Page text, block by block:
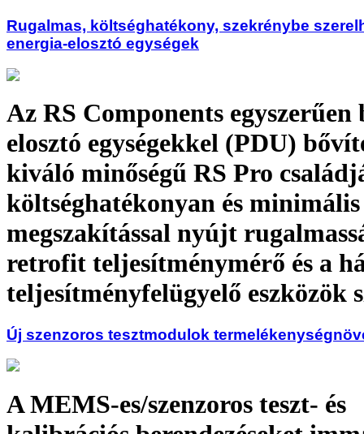
Rugalmas, költséghatékony, szekrénybe
energia-elosztó egységek
Az RS Components
elosztó egységekkel (PDU)
kiváló minőségű RS Pro
költséghatékonyan és minimális
megszakítással nyújt
retrofit teljesítménymérő és a
teljesítményfelügyelő eszközök
Új szenzoros tesztmodulok
A MEMS-es/szenzoros teszt- és